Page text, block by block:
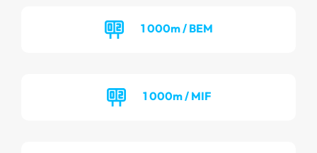
1 000m / BEM
1 000m / MIF